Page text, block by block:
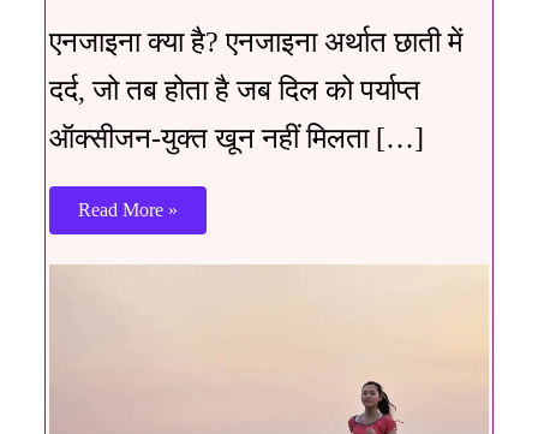
एनजाइना क्या है? एनजाइना अर्थात छाती में
दर्द, जो तब होता है जब दिल को पर्याप्त
ऑक्सीजन-युक्त खून नहीं मिलता […]
Read More »